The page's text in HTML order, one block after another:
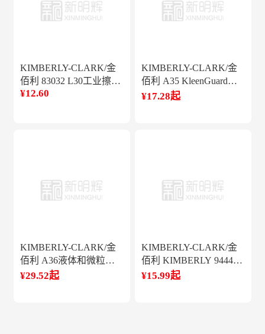
KIMBERLY-CLARK/金
佰利 83032 L30工业擦拭
纸（折叠式）
¥12.60
KIMBERLY-CLARK/金
佰利 A35 KleenGuard防
护服
¥17.28起
KIMBERLY-CLARK/金
佰利 A36液体和微粒阻
隔防护服 99801
¥29.52起
KIMBERLY-CLARK/金
佰利 KIMBERLY 94446-
8 G80绿色丁腈防化手套
¥15.99起